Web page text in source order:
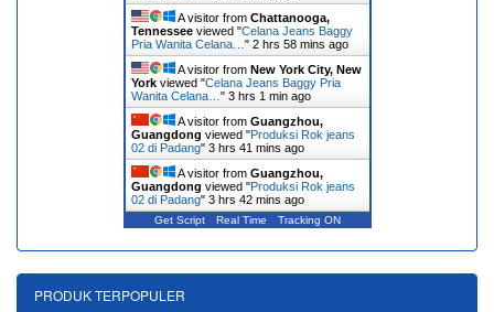
A visitor from Chattanooga,
Tennesseeviewed "Celana Jeans Baggy
Pria Wanita Celana… " 2 hrs 58 mins ago
A visitor from New York City, New
Yorkviewed "Celana Jeans Baggy Pria
Wanita Celana… " 3 hrs 1 min ago
A visitor from Guangzhou,
Guangdong viewed "Produksi Rok jeans
02 di Padang" 3 hrs 41 mins ago
A visitor from Guangzhou,
Guangdong viewed "Produksi Rok jeans
02 di Padang" 3 hrs 42 mins ago
Get Script Real Time Tracking ON
PRODUK TERPOPULER